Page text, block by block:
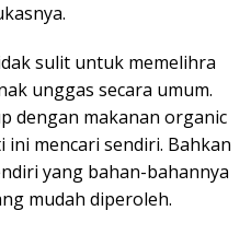
sulit untuk memelihra
unggas secara umum.
dengan makanan organic
ini mencari sendiri. Bahkan
yang bahan-bahannya
mudah diperoleh.